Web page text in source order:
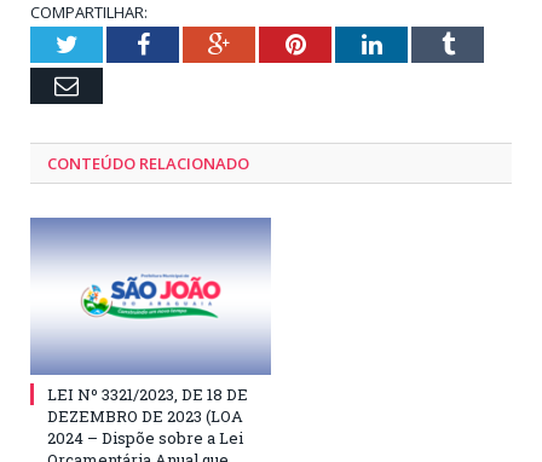
COMPARTILHAR:
TwitterFacebookGoogle+PinterestLinkedInTumblr
Email
CONTEÚDO RELACIONADO
LEI Nº 3321/2023, DE 18 DE
DEZEMBRO DE 2023 (LOA
2024 – Dispõe sobre a Lei